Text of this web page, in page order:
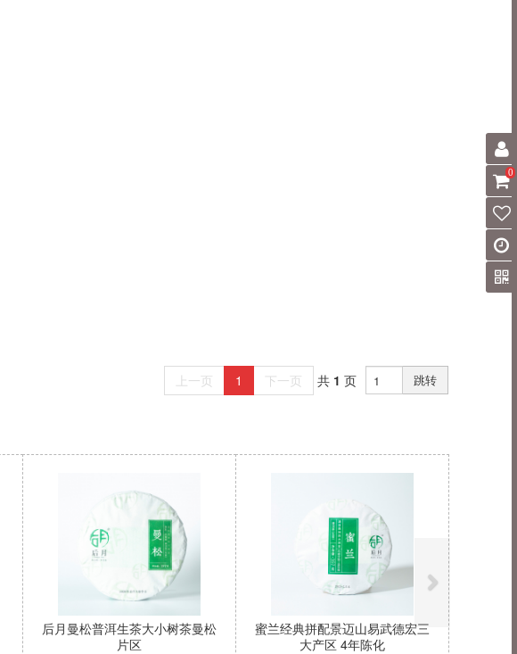
上一页 1 下一页 共 1 页 跳转
后月曼松普洱生茶大小树茶曼松
片区
蜜兰经典拼配景迈山易武德宏三
大产区 4年陈化
0